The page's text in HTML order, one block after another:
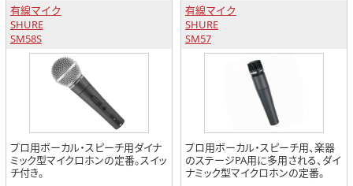
有線マイク
SHURE
SM58S
プロ用ボーカル・スピーチ用ダイナ
ミック型マイクロホンの定番。スイッ
チ付き。
有線マイク
SHURE
SM57
プロ用ボーカル・スピーチ用、楽器
のステージPA用に多用される、ダイ
ナミック型マイクロホンの定番。